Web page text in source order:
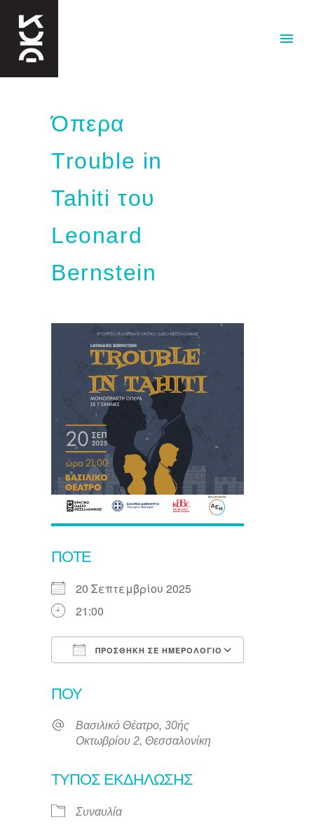
Όπερα
Trouble in
Tahiti του
Leonard
Bernstein
ΠΌΤΕ
20 Σεπτεμβρίου 2025
21:00
ΠΡΟΣΘΉΚΗ ΣΕ ΗΜΕΡΟΛΌΓΙΟ
ΠΟΎ
Βασιλικό Θέατρο, 30ής
Οκτωβρίου 2, Θεσσαλονίκη
ΤΎΠΟΣ ΕΚΔΉΛΩΣΗΣ
Συναυλία